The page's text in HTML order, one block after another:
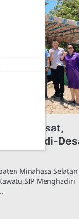
Pusat,
SPPG di-
Minahasa Selatan
Menghadiri